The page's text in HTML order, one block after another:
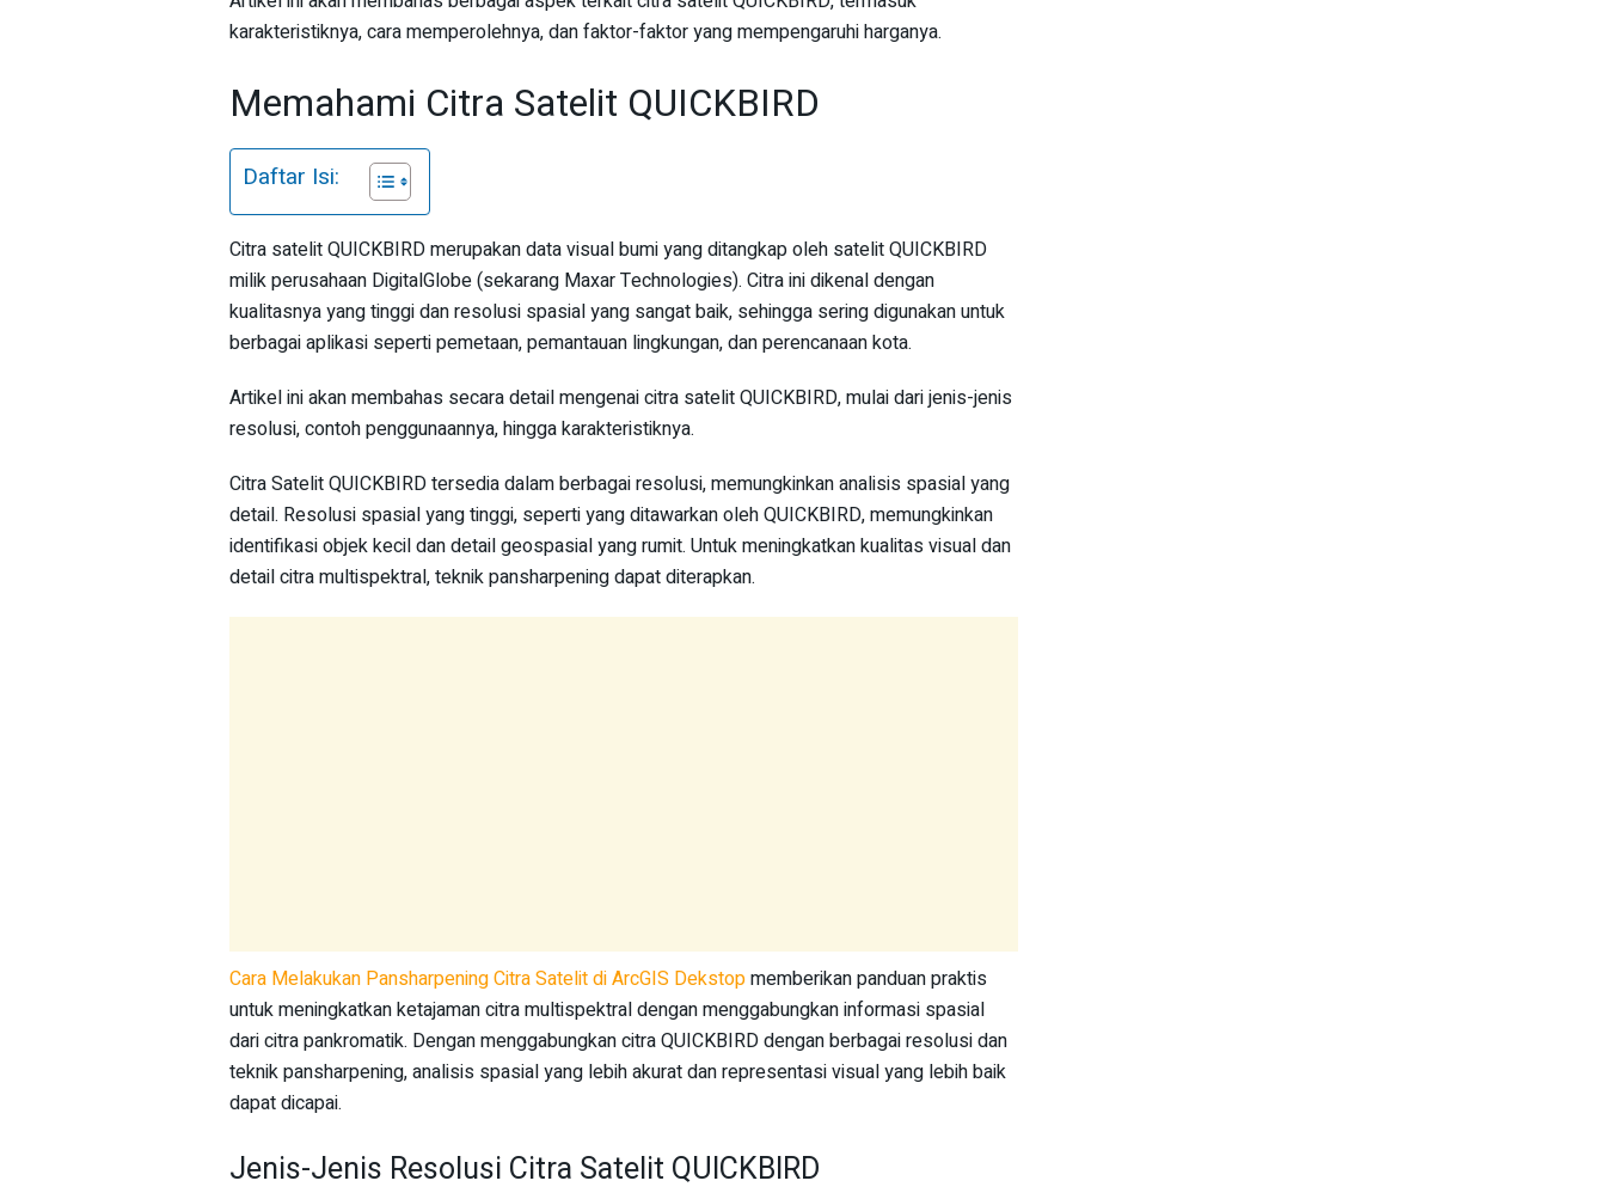
karakteristiknya, cara memperolehnya, dan faktor-faktor yang mempengaruhi harganya.
Memahami Citra Satelit QUICKBIRD
Daftar Isi:
Citra satelit QUICKBIRD merupakan data visual bumi yang ditangkap oleh satelit QUICKBIRD
milik perusahaan DigitalGlobe (sekarang Maxar Technologies). Citra ini dikenal dengan
kualitasnya yang tinggi dan resolusi spasial yang sangat baik, sehingga sering digunakan untuk
berbagai aplikasi seperti pemetaan, pemantauan lingkungan, dan perencanaan kota.
Artikel ini akan membahas secara detail mengenai citra satelit QUICKBIRD, mulai dari jenis-jenis
resolusi, contoh penggunaannya, hingga karakteristiknya.
Citra Satelit QUICKBIRD tersedia dalam berbagai resolusi, memungkinkan analisis spasial yang
detail. Resolusi spasial yang tinggi, seperti yang ditawarkan oleh QUICKBIRD, memungkinkan
identifikasi objek kecil dan detail geospasial yang rumit. Untuk meningkatkan kualitas visual dan
detail citra multispektral, teknik pansharpening dapat diterapkan.
Cara Melakukan Pansharpening Citra Satelit di ArcGIS Dekstopmemberikan panduan praktis
untuk meningkatkan ketajaman citra multispektral dengan menggabungkan informasi spasial
dari citra pankromatik. Dengan menggabungkan citra QUICKBIRD dengan berbagai resolusi dan
teknik pansharpening, analisis spasial yang lebih akurat dan representasi visual yang lebih baik
dapat dicapai.
Jenis-Jenis Resolusi Citra Satelit QUICKBIRD